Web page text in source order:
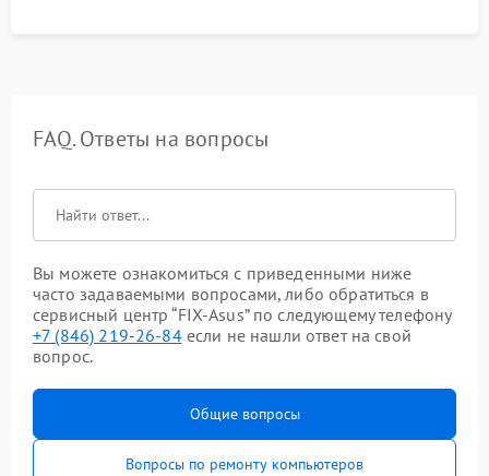
FAQ. Ответы на вопросы
Вы можете ознакомиться с приведенными ниже
часто задаваемыми вопросами, либо обратиться в
сервисный центр “FIX-Asus” по следующему телефону
+7 (846) 219-26-84если не нашли ответ на свой
вопрос.
Общие вопросы
Вопросы по ремонту компьютеров